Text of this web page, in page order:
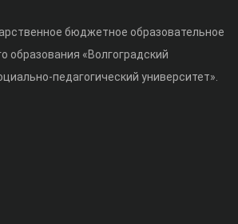
бюджетное образовательное
образования «Волгоградский
педагогический университет».